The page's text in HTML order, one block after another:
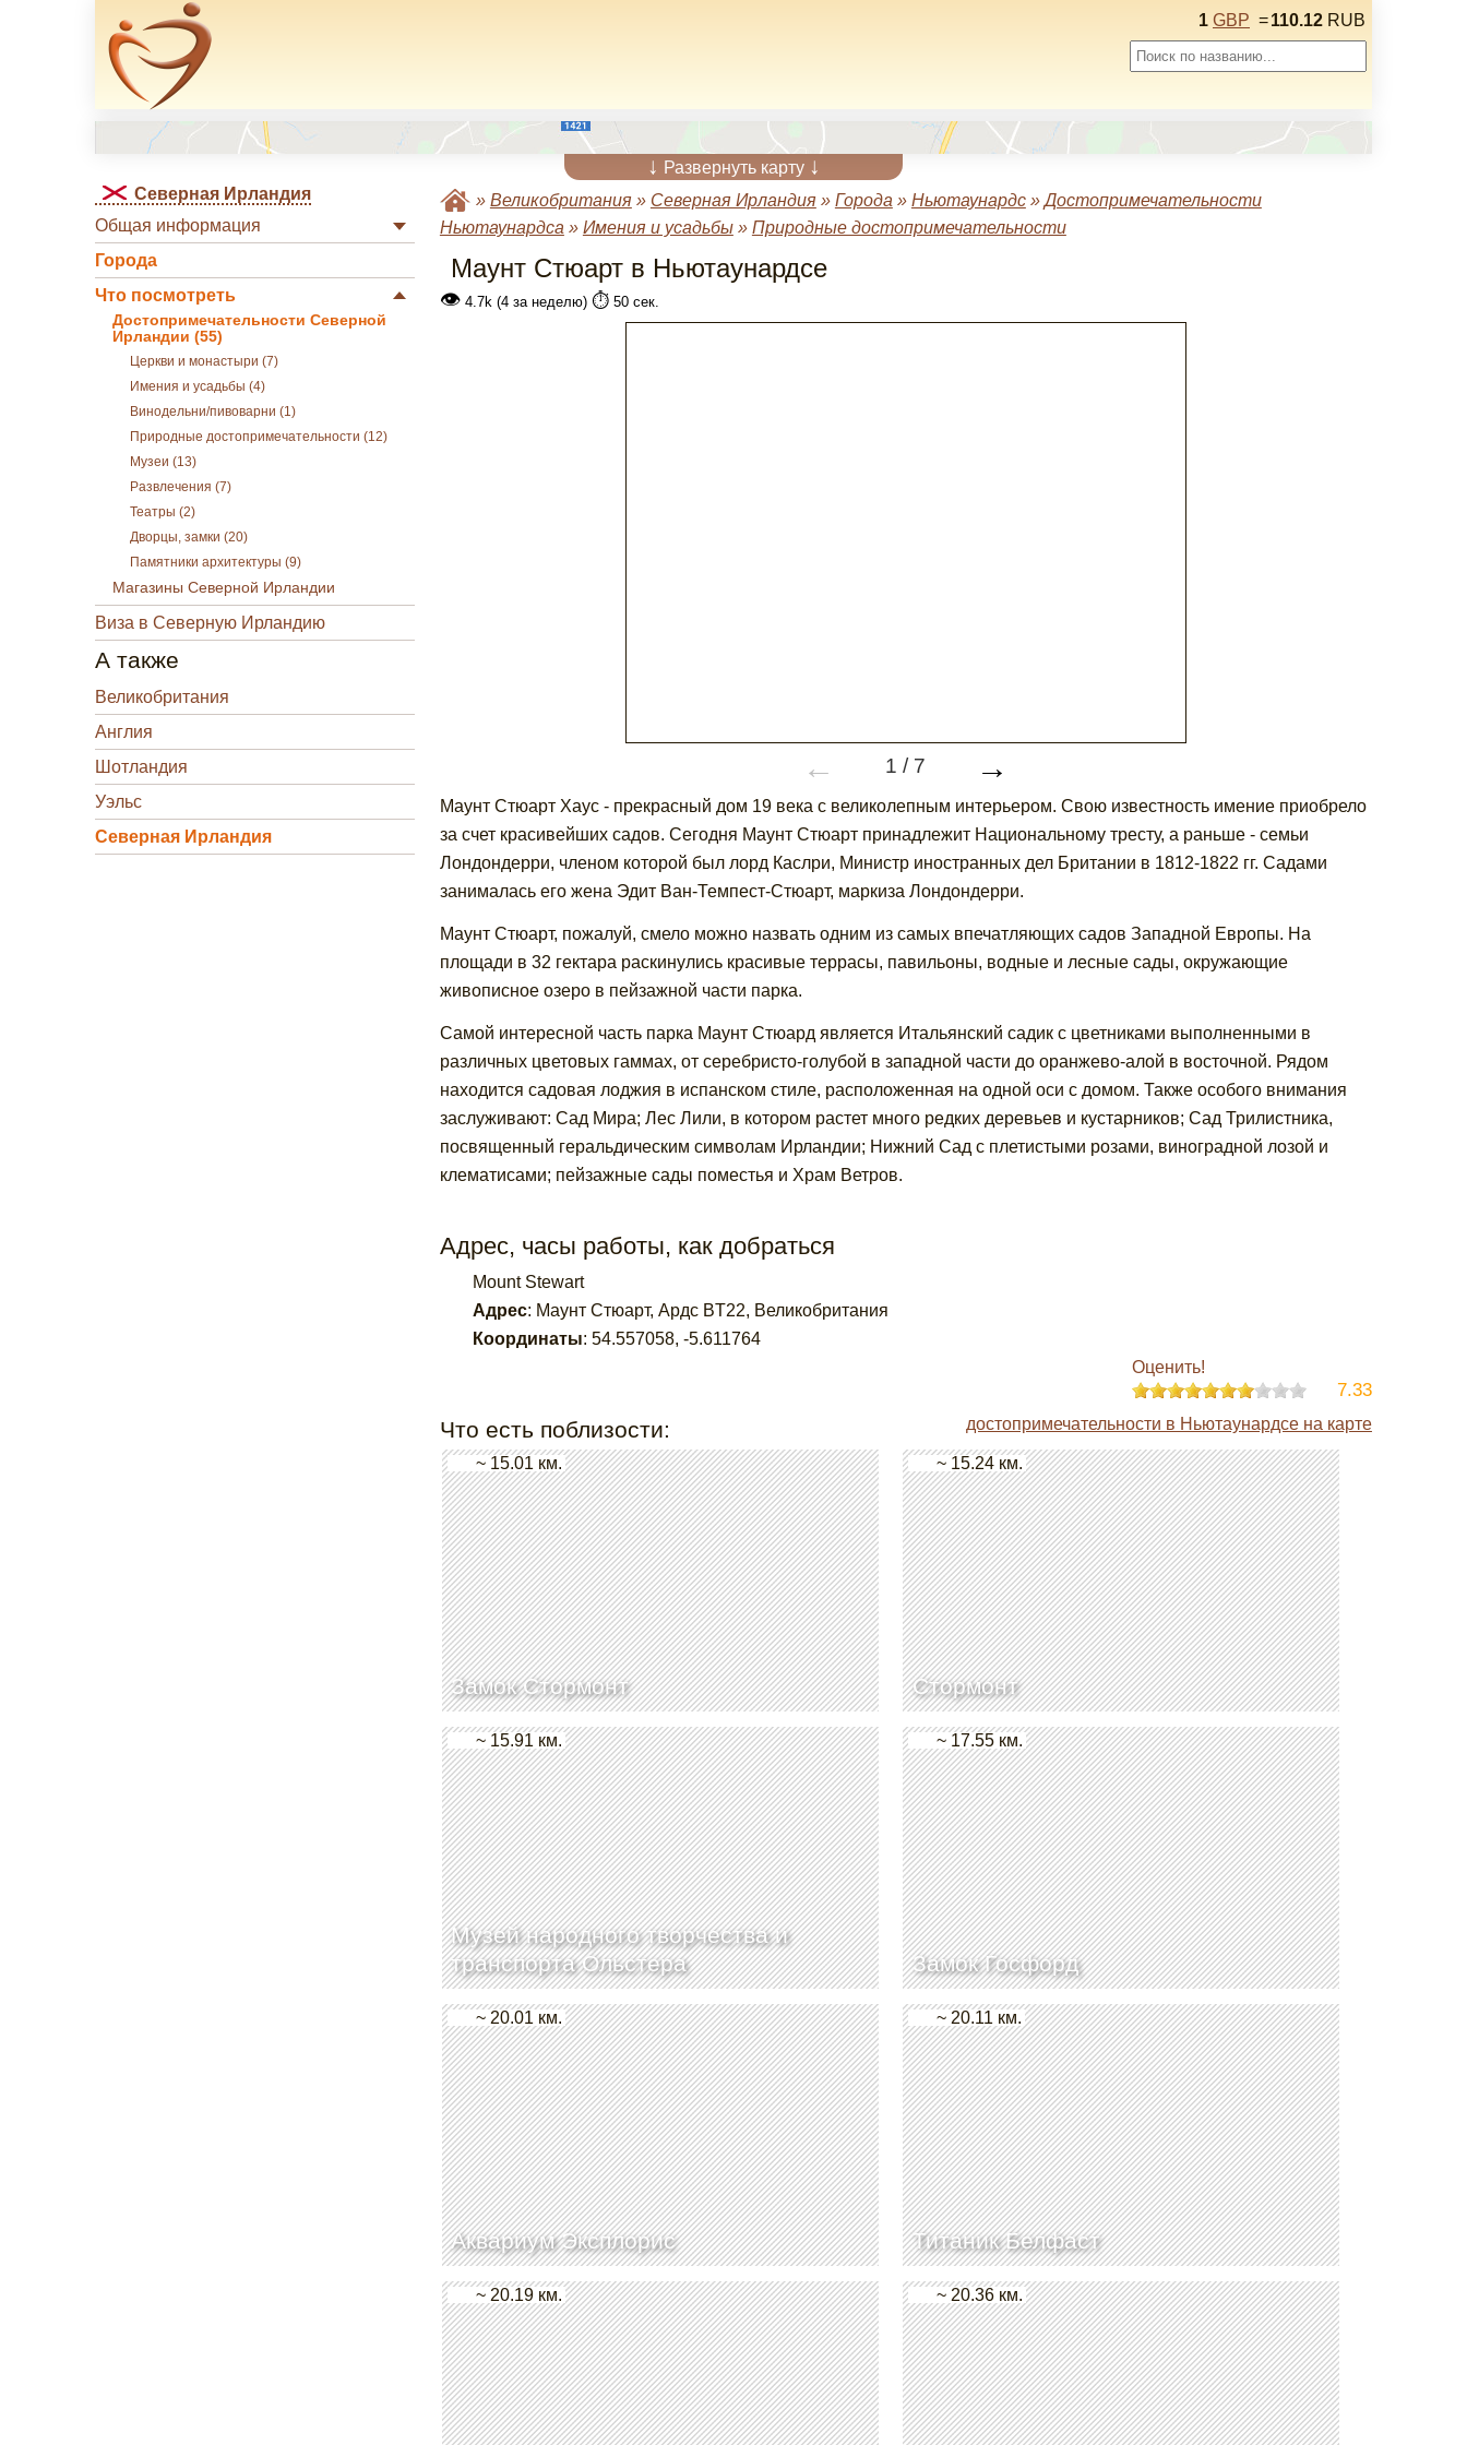
1 GBP =110.12 RUB
↓ Развернуть карту ↓
Северная Ирландия
Общая информация
Города
Что посмотреть
Достопримечательности Северной
Ирландии (55)
Церкви и монастыри (7)
Имения и усадьбы (4)
Винодельни/пивоварни (1)
Природные достопримечательности (12)
Музеи (13)
Развлечения (7)
Театры (2)
Дворцы, замки (20)
Памятники архитектуры (9)
Магазины Северной Ирландии
Виза в Северную Ирландию
А также
Великобритания
Англия
Шотландия
Уэльс
Северная Ирландия
» Великобритания» Северная Ирландия» Города » Ньютаунардс»Достопримечательности
Ньютаунардса » Имения и усадьбы» Природные достопримечательности
Маунт Стюарт в Ньютаунардсе
👁4.7k (4 за неделю) ⏱️50 сек.
← 1 / 7 →
Маунт Стюарт Хаус - прекрасный дом 19 века с великолепным интерьером. Свою известность имение приобрело
за счет красивейших садов. Сегодня Маунт Стюарт принадлежит Национальному тресту, а раньше - семьи
Лондондерри, членом которой был лорд Каслри, Министр иностранных дел Британии в 1812-1822 гг. Садами
занималась его жена Эдит Ван-Темпест-Стюарт, маркиза Лондондерри.
Маунт Стюарт, пожалуй, смело можно назвать одним из самых впечатляющих садов Западной Европы. На
площади в 32 гектара раскинулись красивые террасы, павильоны, водные и лесные сады, окружающие
живописное озеро в пейзажной части парка.
Самой интересной часть парка Маунт Стюард является Итальянский садик с цветниками выполненными в
различных цветовых гаммах, от серебристо-голубой в западной части до оранжево-алой в восточной. Рядом
находится садовая лоджия в испанском стиле, расположенная на одной оси с домом. Также особого внимания
заслуживают: Сад Мира; Лес Лили, в котором растет много редких деревьев и кустарников; Сад Трилистника,
посвященный геральдическим символам Ирландии; Нижний Сад с плетистыми розами, виноградной лозой и
клематисами; пейзажные сады поместья и Храм Ветров.
Адрес, часы работы, как добраться
Mount Stewart
Адрес: Маунт Стюарт, Ардс BT22, Великобритания
Координаты: 54.557058, -5.611764
Оценить!
7.33
Что есть поблизости: достопримечательности в Ньютаунардсе на карте
Замок Стормонт
~ 15.01 км.
Стормонт
~ 15.24 км.
Музей народного творчества и
транспорта Ольстера
~ 15.91 км.
Замок Госфорд
~ 17.55 км.
Аквариум Эксплорис
~ 20.01 км.
Титаник Белфаст
~ 20.11 км.
~ 20.19 км. ~ 20.36 км.